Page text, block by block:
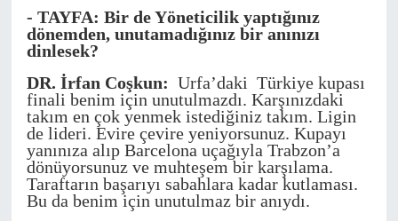
- TAYFA: Bir de Yöneticilik yaptığınız
dönemden, unutamadığınız bir anınızı
dinlesek?
DR. İrfan Coşkun: Urfa’daki Türkiye kupası
finali benim için unutulmazdı. Karşınızdaki
takım en çok yenmek istediğiniz takım. Ligin
de lideri. Evire çevire yeniyorsunuz. Kupayı
yanınıza alıp Barcelona uçağıyla Trabzon’a
dönüyorsunuz ve muhteşem bir karşılama.
Taraftarın başarıyı sabahlara kadar kutlaması.
Bu da benim için unutulmaz bir anıydı.